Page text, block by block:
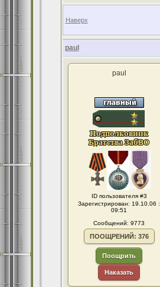
Наверх
paul
paul
ID пользователя #3
Зарегистрирован: 19.10.06 :
09:51
Сообщений: 9773
ПООЩРЕНИЙ: 376
Поощрить
Наказать